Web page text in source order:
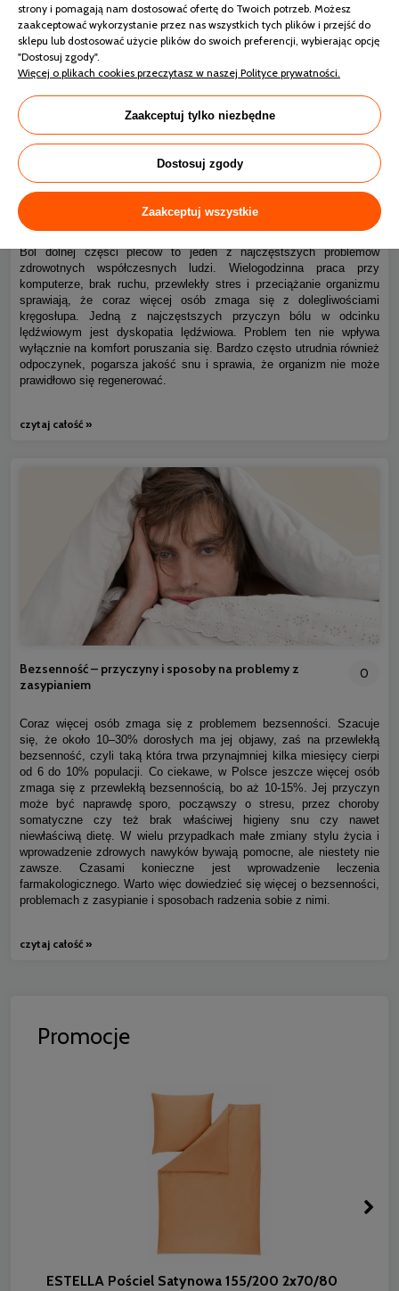
Ból kręgosłupa piersiowego i dyskopatia lędźwiowa – jak
Ból dolnej części pleców to jeden z najczęstszych problemów
zdrowotnych współczesnych ludzi. Wielogodzinna praca przy
komputerze, brak ruchu, przewlekły stres i przeciążanie organizmu
sprawiają, że coraz więcej osób zmaga się z dolegliwościami
kręgosłupa. Jedną z najczęstszych przyczyn bólu w odcinku
lędźwiowym jest dyskopatia lędźwiowa. Problem ten nie wpływa
wyłącznie na komfort poruszania się. Bardzo często utrudnia również
odpoczynek, pogarsza jakość snu i sprawia, że organizm nie może
prawidłowo się regenerować.
czytaj całość »
Bezsenność – przyczyny i sposoby na problemy z
zasypianiem
0
Coraz więcej osób zmaga się z problemem bezsenności. Szacuje
się, że około 10–30% dorosłych ma jej objawy, zaś na przewlekłą
bezsenność, czyli taką która trwa przynajmniej kilka miesięcy cierpi
od 6 do 10% populacji. Co ciekawe, w Polsce jeszcze więcej osób
zmaga się z przewlekłą bezsennością, bo aż 10-15%. Jej przyczyn
może być naprawdę sporo, począwszy o stresu, przez choroby
somatyczne czy też brak właściwej higieny snu czy nawet
niewłaściwą dietę. W wielu przypadkach małe zmiany stylu życia i
wprowadzenie zdrowych nawyków bywają pomocne, ale niestety nie
zawsze. Czasami konieczne jest wprowadzenie leczenia
farmakologicznego. Warto więc dowiedzieć się więcej o bezsenności,
problemach z zasypianie i sposobach radzenia sobie z nimi.
czytaj całość »
Promocje
ESTELLA Pościel Satynowa 155/200 2x70/80
strony i pomagają nam dostosować ofertę do Twoich potrzeb. Możesz
zaakceptować wykorzystanie przez nas wszystkich tych plików i przejść do
sklepu lub dostosować użycie plików do swoich preferencji, wybierając opcję
"Dostosuj zgody".
Więcej o plikach cookies przeczytasz w naszej Polityce prywatności.
Zaakceptuj tylko niezbędne
Dostosuj zgody
Zaakceptuj wszystkie